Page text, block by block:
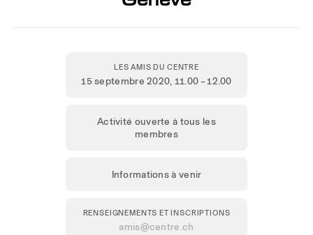
LES AMIS DU CENTRE
15 septembre 2020, 11.00 – 12.00
Activité ouverte à tous les
membres
Informations à venir
RENSEIGNEMENTS ET INSCRIPTIONS
amis@centre.ch